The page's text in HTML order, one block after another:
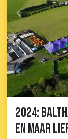
2024:
en maar